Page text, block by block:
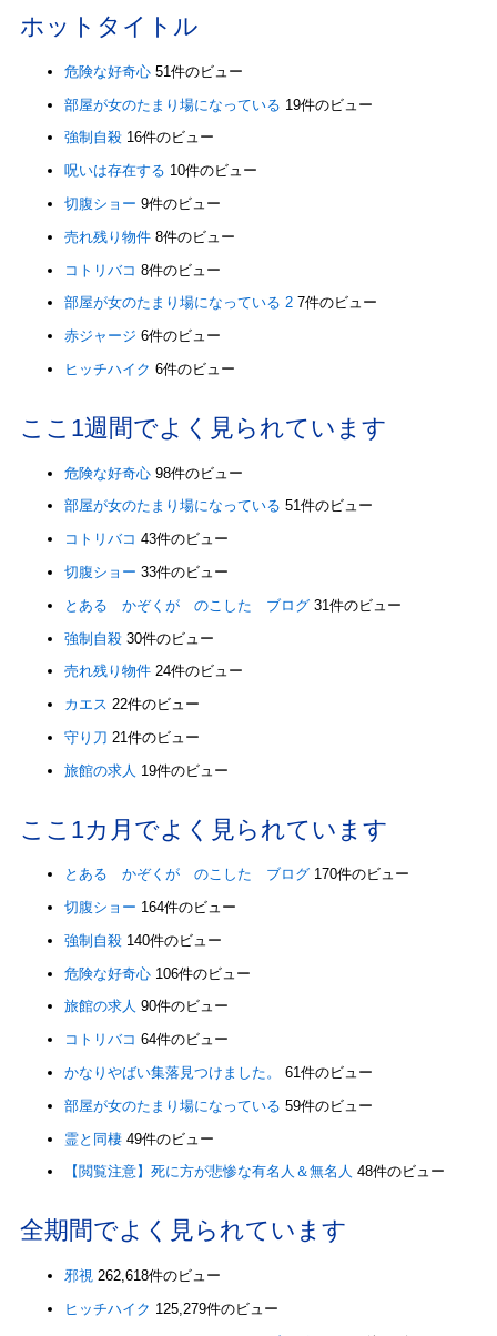
ホットタイトル
危険な好奇心 51件のビュー
部屋が女のたまり場になっている 19件のビュー
強制自殺 16件のビュー
呪いは存在する 10件のビュー
切腹ショー 9件のビュー
売れ残り物件 8件のビュー
コトリバコ 8件のビュー
部屋が女のたまり場になっている 2 7件のビュー
赤ジャージ 6件のビュー
ヒッチハイク 6件のビュー
ここ1週間でよく見られています
危険な好奇心 98件のビュー
部屋が女のたまり場になっている 51件のビュー
コトリバコ 43件のビュー
切腹ショー 33件のビュー
とある かぞくが のこした ブログ 31件のビュー
強制自殺 30件のビュー
売れ残り物件 24件のビュー
カエス 22件のビュー
守り刀 21件のビュー
旅館の求人 19件のビュー
ここ1カ月でよく見られています
とある かぞくが のこした ブログ 170件のビュー
切腹ショー 164件のビュー
強制自殺 140件のビュー
危険な好奇心 106件のビュー
旅館の求人 90件のビュー
コトリバコ 64件のビュー
かなりやばい集落見つけました。
61件のビュー
部屋が女のたまり場になっている 59件のビュー
霊と同棲 49件のビュー
【閲覧注意】死に方が悲惨な有名人＆無名人 48件のビュー
全期間でよく見られています
邪視 262,618件のビュー
ヒッチハイク 125,279件のビュー